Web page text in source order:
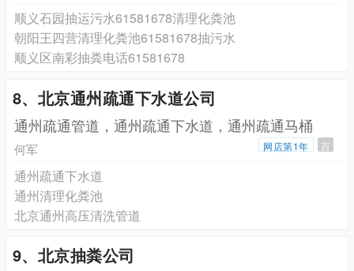
顺义石园抽运污水61581678清理化粪池
朝阳王四营清理化粪池61581678抽污水
顺义区南彩抽粪电话61581678
8、北京通州疏通下水道公司
通州疏通管道，通州疏通下水道，通州疏通马桶
何军 网店第1年 百
通州疏通下水道
通州清理化粪池
北京通州高压清洗管道
9、北京抽粪公司